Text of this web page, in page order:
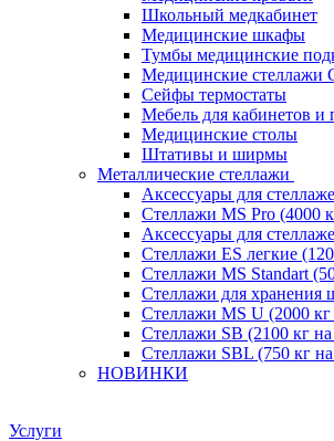
Школьный медкабинет
Медицинские шкафы
Тумбы медицинские
Медицинские стеллажи
Сейфы термостаты
Мебель для кабинетов
Медицинские столы
Штативы и ширмы
Металлические стеллажи
Аксессуары для
Стеллажи MS Pro (4000
Аксессуары для
Стеллажи ES легкие
Стеллажи MS Standart
Стеллажи для хранения
Стеллажи MS U (2000
Стеллажи SB (2100 кг
Стеллажи SBL (750 кг
НОВИНКИ
Услуги